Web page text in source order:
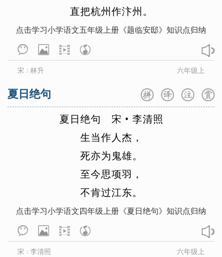
直把杭州作汴州。
点击学习小学语文五年级上册《题临安邸》知识点归纳
宋 ： 林升 六年级上
夏日绝句
夏日绝句 宋 • 李清照
生当作人杰 ，
死亦为鬼雄。
至今思项羽 ，
不肯过江东。
点击学习小学语文四年级上册《夏日绝句》知识点归纳
宋 ： 李清照 六年级上